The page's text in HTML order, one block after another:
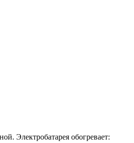
Электробатарея обогревает: